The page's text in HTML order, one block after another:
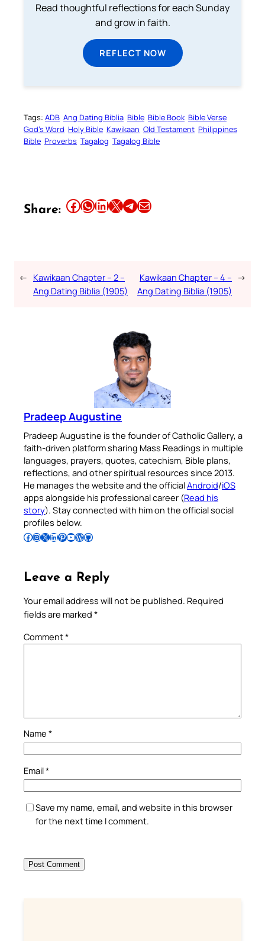
Read thoughtful reflections for each Sunday
and grow in faith.
REFLECT NOW
Tags: ADB Ang Dating Biblia Bible Bible Book Bible Verse
God’s Word Holy Bible Kawikaan Old Testament Philippines
Bible Proverbs Tagalog Tagalog Bible
Share: Share this article on Facebook Share this article on WhatsApp Share this article on LinkedIn Share this article on X Share this article on TelegramEmail this Article
← Kawikaan Chapter – 2 –
Ang Dating Biblia (1905)
Kawikaan Chapter – 4 –
Ang Dating Biblia (1905)
→
Pradeep Augustine
Pradeep Augustine is the founder of Catholic Gallery, a
faith-driven platform sharing Mass Readings in multiple
languages, prayers, quotes, catechism, Bible plans,
reflections, and other spiritual resources since 2013.
He manages the website and the officialAndroid/iOS
apps alongside his professional career (Read his
story). Stay connected with him on the official social
profiles below.
Follow Pradeep on Facebook Follow Pradeep on InstagramFollow Pradeep on X Follow Pradeep on LinkedIn Follow Pradeep on Pinterest Subscribe to Pradeep’s Youtube Channel Follow Pradeep on WordPress Follow Pradeep on GitHub
Leave a Reply
Your email address will not be published. Required
fields are marked *
Comment*
Name *
Email*
Save my name, email, and website in this browser
for the next time I comment.